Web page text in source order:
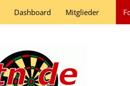
Dashboard Mitglieder